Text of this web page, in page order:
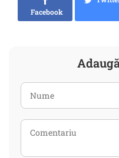
Facebook